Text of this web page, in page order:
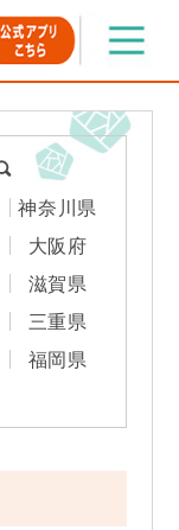
神奈川県
大阪府
滋賀県
三重県
福岡県